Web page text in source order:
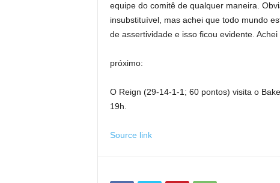
equipe do comitê de qualquer maneira.
insubstituível, mas achei que todo mundo
de assertividade e isso ficou evidente.
próximo:
O Reign (29-14-1-1; 60 pontos) visita o
19h.
Source link